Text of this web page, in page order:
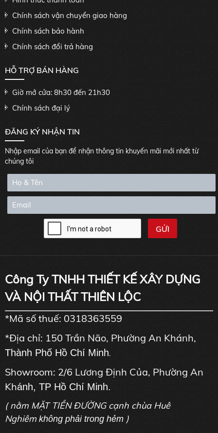
Chính sách vận chuyển giao hàng
Chính sách bảo hành
Chính sách đổi trả hàng
HỖ TRỢ BÁN HÀNG
Giờ mở cửa: 8h30 đến 21h30
Chính sách đại lý
ĐĂNG KÝ NHẬN TIN
Nhập email của bạn để nhận thông tin khuyến mãi mới nhất từ
chúng tôi
Công Ty TNHH THIẾT KẾ XÂY DỰNG
VÀ NỘI THẤT THIÊN LỘC
*Mã số thuế: 0318363559
*Địa chỉ: 150 Trần Não, Phường An Khánh,
Thành Phố Hồ Chí Minh.
Showroom: 2/6 Lương Định Của, Phường An
Khánh, TP Hồ Chí Minh.
( nằm MẶT TIỀN ĐƯỜNG cạnh chùa Huê
Nghiêm không phải trong hẻm )